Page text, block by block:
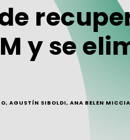
y se
, AGUSTÍN SIBOLDI, ANA BELEN